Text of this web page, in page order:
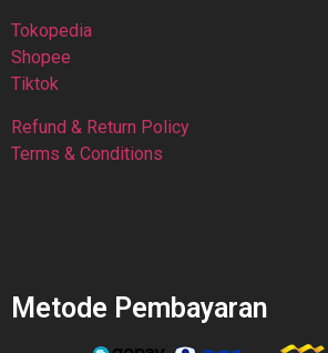
Tokopedia
Shopee
Tiktok
Refund & Return Policy
Terms & Conditions
Metode Pembayaran